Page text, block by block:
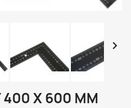

400 X 600 MM